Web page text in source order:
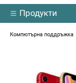
Продукти
Компютърна поддръжка